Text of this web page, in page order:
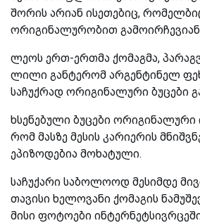
შორის არიან ისეთებიც,
ორიგინალურობით
ლეოს ერთ-ერთმა ქომაგმა,
ლილი განტერომ არგენტინელ
საჩუქრად ორიგინალური ბუცები
ხსენებული ბუცები
რომ მასზე მესის კარიერის
ეპიზოდებია მოხატული.
საჩუქარი საბოლოოდ მესიმდე
თავისი ხელოვანი ქომაგის
მისი ფოტოები